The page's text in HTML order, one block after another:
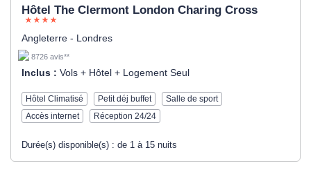
Hôtel The Clermont London Charing Cross
Angleterre - Londres
8726 avis**
Inclus : Vols + Hôtel + Logement Seul
Hôtel Climatisé Petit déj buffet
Salle de sport
Accès internet
Réception 24/24
Durée(s) disponible(s) : de 1 à 15 nuits